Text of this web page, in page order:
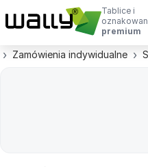
Tablice i
premium
Zamówienia indywidualne